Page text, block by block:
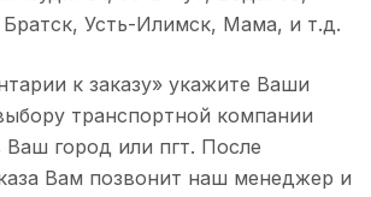
Усть-Илимск, Мама, и т.д.
к заказу» укажите Ваши
транспортной компании
Ваш город или пгт. После
Вам позвонит наш менеджер и